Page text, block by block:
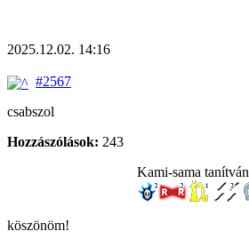
2025.12.02. 14:16
#2567
csabszol
Hozzászólások: 243
Kami-sama
köszönöm!